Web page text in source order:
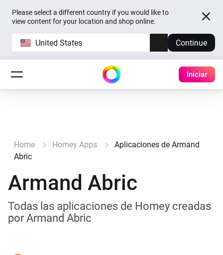
Please select a different country if you would like to
view content for your location and shop online.
United States Continue
Iniciar
Home Homey Apps
Aplicaciones de Armand
Abric
Armand Abric
Todas las aplicaciones de Homey creadas
por Armand Abric